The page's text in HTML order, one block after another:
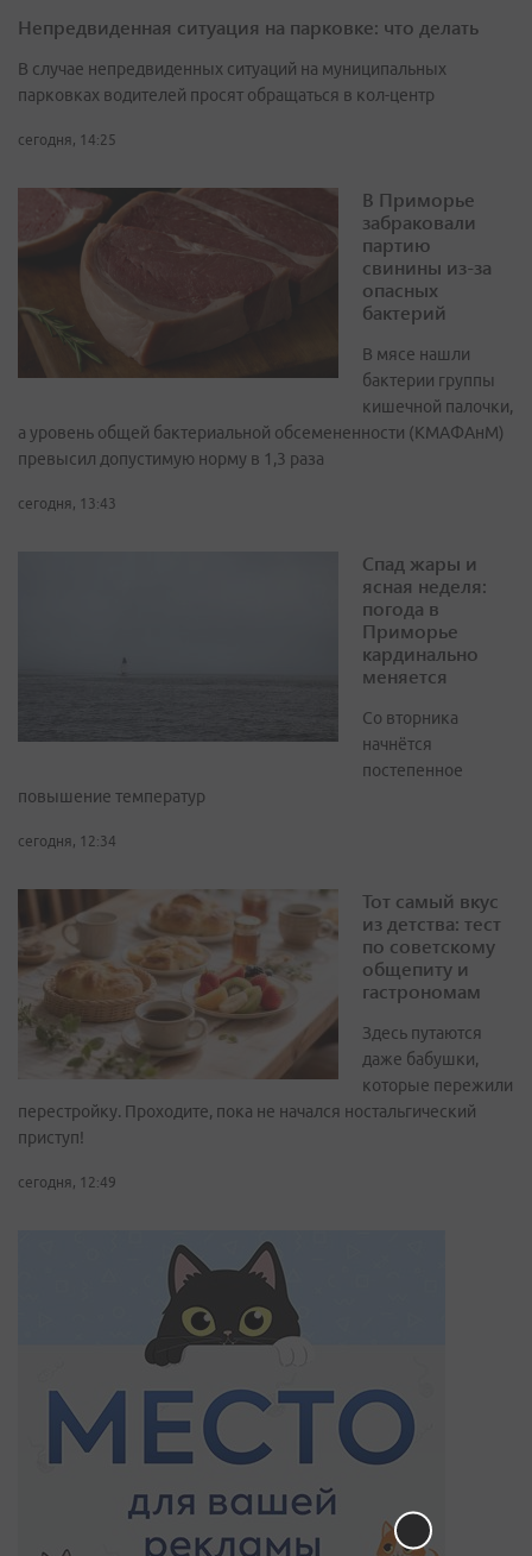
Непредвиденная ситуация на парковке: что делать
В случае непредвиденных ситуаций на муниципальных
парковках водителей просят обращаться в кол-центр
сегодня, 14:25
В Приморье
забраковали
партию
свинины из-за
опасных
бактерий
В мясе нашли
бактерии группы
кишечной палочки,
а уровень общей бактериальной обсемененности (КМАФАнМ)
превысил допустимую норму в 1,3 раза
сегодня, 13:43
Спад жары и
ясная неделя:
погода в
Приморье
кардинально
меняется
Со вторника
начнётся
постепенное
повышение температур
сегодня, 12:34
Тот самый вкус
из детства: тест
по советскому
общепиту и
гастрономам
Здесь путаются
даже бабушки,
которые пережили
перестройку. Проходите, пока не начался ностальгический
приступ!
сегодня, 12:49